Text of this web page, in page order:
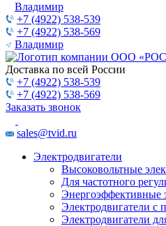
Владимир
+7 (4922) 538-539
+7 (4922) 538-569
Владимир
Доставка по всей России
+7 (4922) 538-539
+7 (4922) 538-569
Заказать звонок
sales@tvid.ru
Электродвигатели
Высоковольтные
Для частотного
Энергоэффективные
Электродвигатели
Электродвигатели